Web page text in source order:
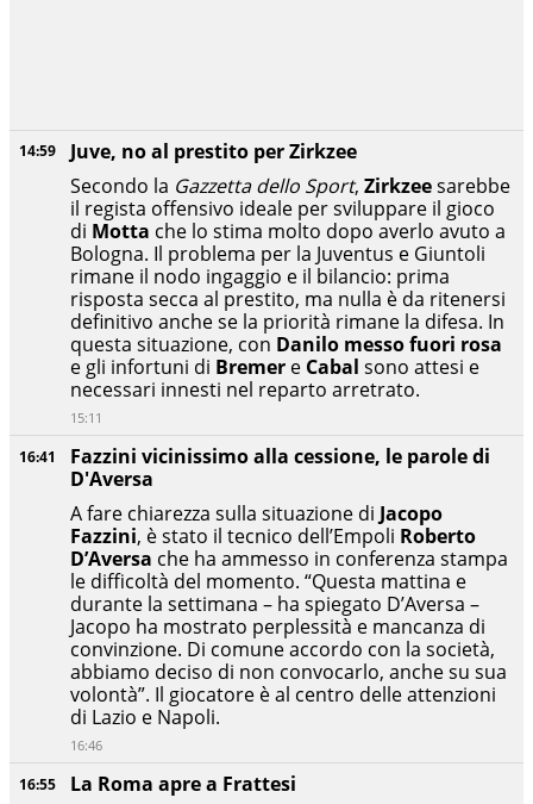
16:55
La Roma apre a Frattesi
16:41
Fazzini vicinissimo alla cessione, le parole di
D'Aversa
A fare chiarezza sulla situazione di Jacopo
Fazzini, è stato il tecnico dell’Empoli Roberto
D’Aversa che ha ammesso in conferenza stampa
le difficoltà del momento. “Questa mattina e
durante la settimana – ha spiegato D’Aversa –
Jacopo ha mostrato perplessità e mancanza di
convinzione. Di comune accordo con la società,
abbiamo deciso di non convocarlo, anche su sua
volontà”. Il giocatore è al centro delle attenzioni
di Lazio e Napoli.
16:46
14:59
Juve, no al prestito per Zirkzee
Secondo la Gazzetta dello Sport, Zirkzeesarebbe
il regista offensivo ideale per sviluppare il gioco
di Motta che lo stima molto dopo averlo avuto a
Bologna. Il problema per la Juventus e Giuntoli
rimane il nodo ingaggio e il bilancio: prima
risposta secca al prestito, ma nulla è da ritenersi
definitivo anche se la priorità rimane la difesa. In
questa situazione, con Danilo messo fuori rosa
e gli infortuni di Bremer e Cabal sono attesi e
necessari innesti nel reparto arretrato.
15:11